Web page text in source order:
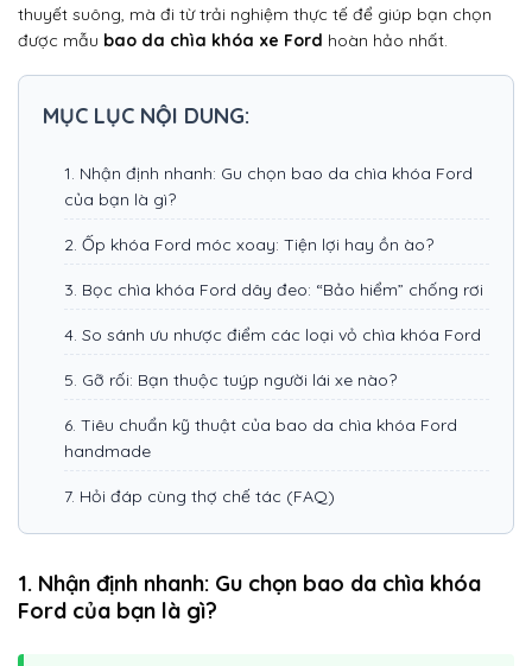
thuyết suông, mà đi từ trải nghiệm thực tế để giúp bạn chọn
được mẫu bao da chìa khóa xe Ford hoàn hảo nhất.
MỤC LỤC NỘI DUNG:
1. Nhận định nhanh: Gu chọn bao da chìa khóa Ford
của bạn là gì?
2. Ốp khóa Ford móc xoay: Tiện lợi hay ồn ào?
3. Bọc chìa khóa Ford dây đeo: “Bảo hiểm” chống rơi
4. So sánh ưu nhược điểm các loại vỏ chìa khóa Ford
5. Gỡ rối: Bạn thuộc tuýp người lái xe nào?
6. Tiêu chuẩn kỹ thuật của bao da chìa khóa Ford
handmade
7. Hỏi đáp cùng thợ chế tác (FAQ)
1. Nhận định nhanh: Gu chọn bao da chìa khóa
Ford của bạn là gì?